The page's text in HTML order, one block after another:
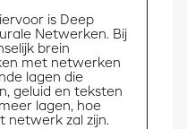
is Deep
Netwerken. Bij
brein
met netwerken
lagen die
geluid en teksten
lagen, hoe
netwerk zal zijn.